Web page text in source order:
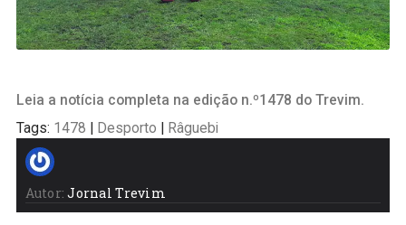
Leia a notícia completa na edição n.º1478 do Trevim.
Tags: 1478 Desporto Râguebi
Autor: Jornal Trevim